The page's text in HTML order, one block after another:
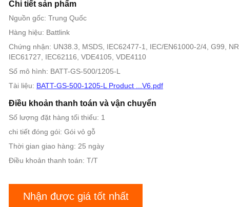
Chi tiết sản phẩm
Nguồn gốc: Trung Quốc
Hàng hiệu: Battlink
Chứng nhận: UN38.3, MSDS, IEC62477-1, IEC/EN61000-2/4, G99,
IEC61727, IEC62116, VDE4105, VDE4110
Số mô hình: BATT-GS-500/1205-L
Tài liệu: BATT-GS-500-1205-L Product ...V6.pdf
Điều khoản thanh toán và vận chuyển
Số lượng đặt hàng tối thiểu: 1
chi tiết đóng gói: Gói vỏ gỗ
Thời gian giao hàng: 25 ngày
Điều khoản thanh toán: T/T
Nhận được giá tốt nhất